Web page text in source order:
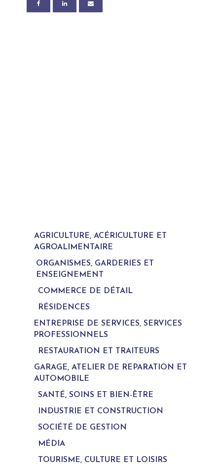
AGRICULTURE, ACÉRICULTURE ET
AGROALIMENTAIRE
ORGANISMES, GARDERIES ET
ENSEIGNEMENT
COMMERCE DE DÉTAIL
RÉSIDENCES
ENTREPRISE DE SERVICES, SERVICES
PROFESSIONNELS
RESTAURATION ET TRAITEURS
GARAGE, ATELIER DE REPARATION ET
AUTOMOBILE
SANTÉ, SOINS ET BIEN-ÊTRE
INDUSTRIE ET CONSTRUCTION
SOCIÉTÉ DE GESTION
MÉDIA
TOURISME, CULTURE ET LOISIRS